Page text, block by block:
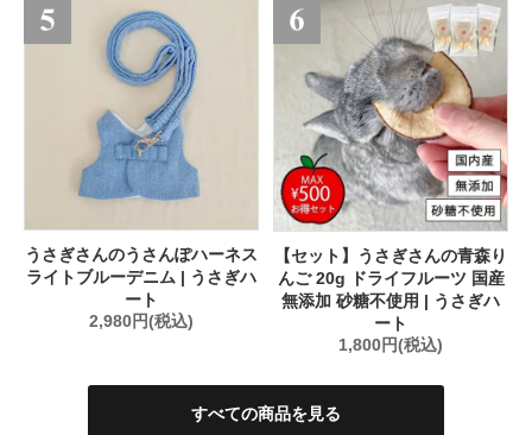
うさぎさんのうさんぽハーネス
ライトブルーデニム | うさぎハ
ート
2,980円(税込)
【セット】うさぎさんの青森り
んご 20g ドライフルーツ 国産
無添加 砂糖不使用 | うさぎハ
ート
1,800円(税込)
すべての商品を見る